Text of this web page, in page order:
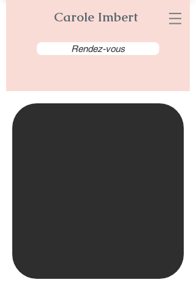
Carole Imbert
Rendez-vous